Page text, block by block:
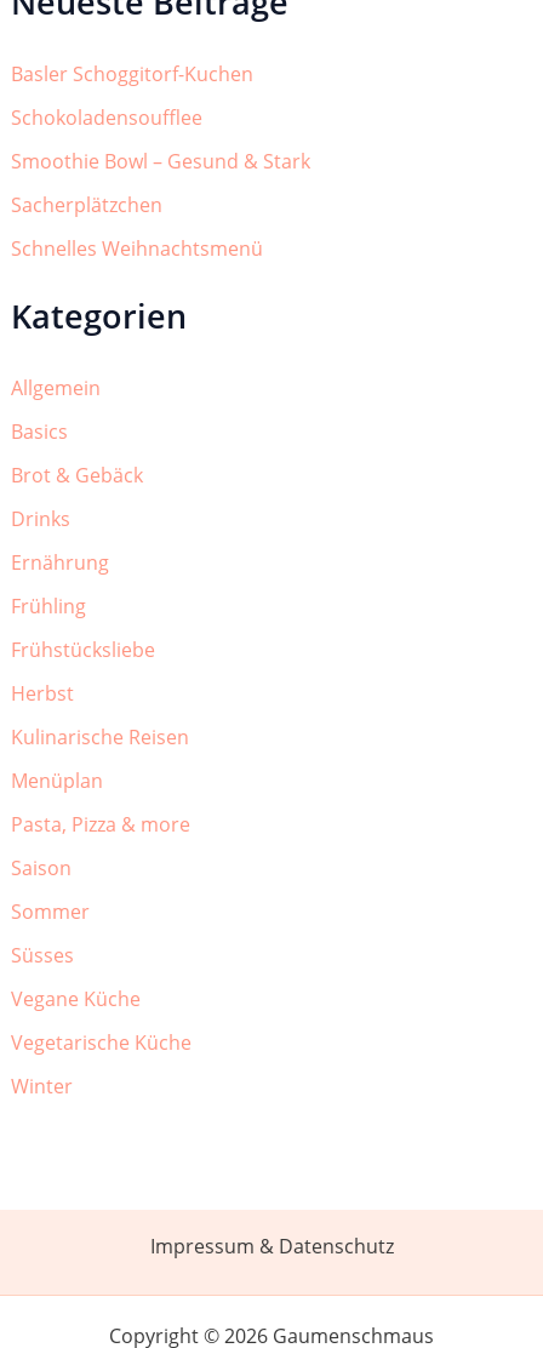
Basler Schoggitorf-Kuchen
Schokoladensoufflee
Smoothie Bowl – Gesund & Stark
Sacherplätzchen
Schnelles Weihnachtsmenü
Kategorien
Allgemein
Basics
Brot & Gebäck
Drinks
Ernährung
Frühling
Frühstücksliebe
Herbst
Kulinarische Reisen
Menüplan
Pasta, Pizza & more
Saison
Sommer
Süsses
Vegane Küche
Vegetarische Küche
Winter
Impressum & Datenschutz
Copyright © 2026 Gaumenschmaus